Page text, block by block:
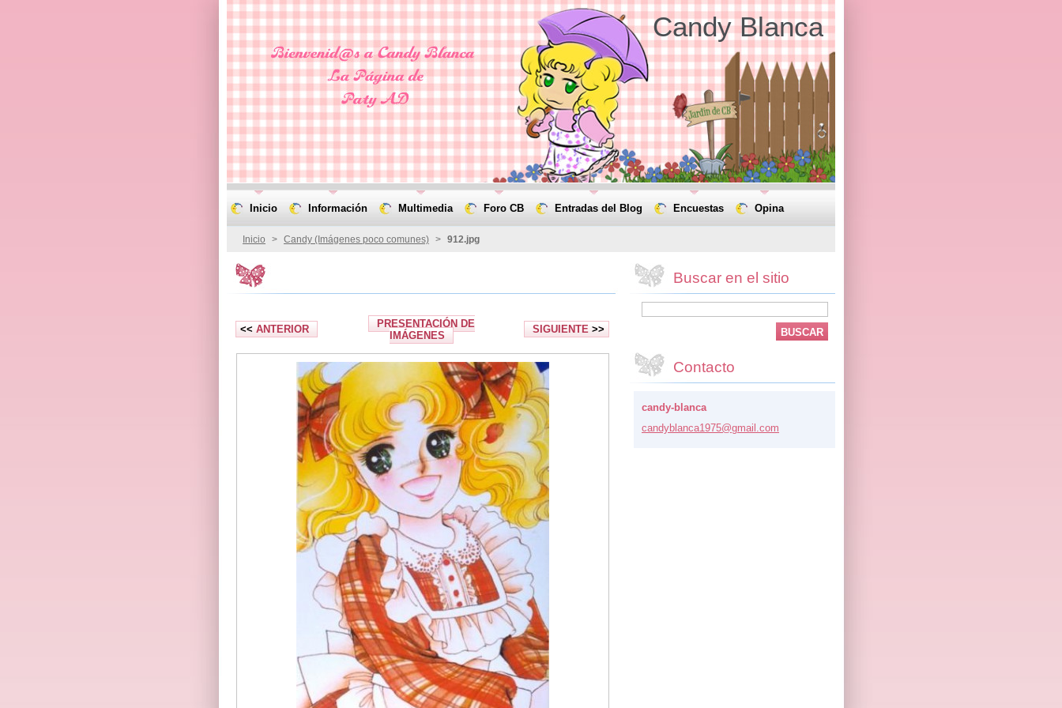
Candy Blanca
Inicio > Candy (Imágenes poco comunes) > 912.jpg
<< ANTERIOR
PRESENTACIÓN DE
IMÁGENES
SIGUIENTE >>
Buscar en el sitio
Contacto
candy-blanca
candyblanca1975@gmail.com
Inicio Información Multimedia Foro CB Entradas del Blog Encuestas Opina